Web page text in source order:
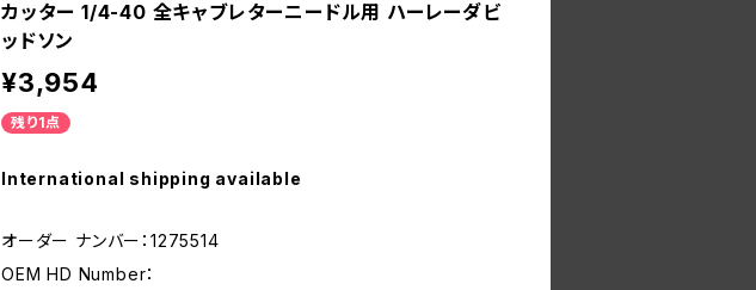
カッター 1/4-40 全キャブレターニードル用 ハーレーダビ
ッドソン
¥3,954
残り1点
International shipping available
オーダー ナンバー：1275514
OEM HD Number：